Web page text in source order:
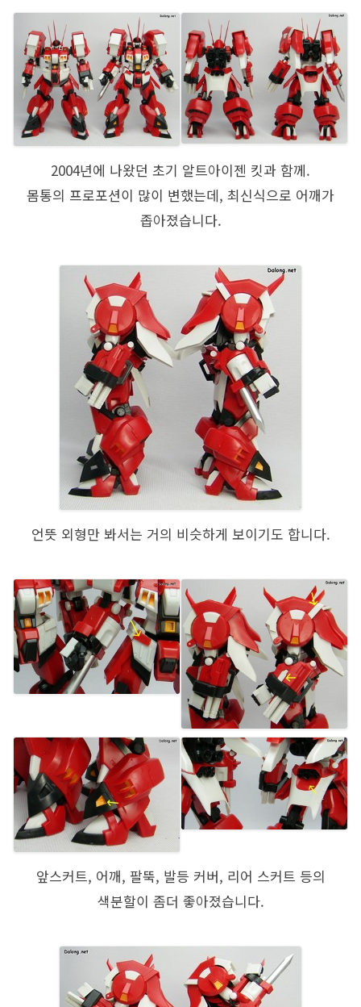
2004년에 나왔던 초기 알트아이젠 킷과 함께.
몸통의 프로포션이 많이 변했는데, 최신식으로 어깨가
좁아졌습니다.
언뜻 외형만 봐서는 거의 비슷하게 보이기도 합니다.
앞스커트, 어깨, 팔뚝, 발등 커버, 리어 스커트 등의
색분할이 좀더 좋아졌습니다.